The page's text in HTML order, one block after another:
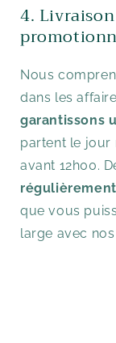
4.
Nous
dans les
garantissons
partent le jour
avant 12h00.
que vous
large avec